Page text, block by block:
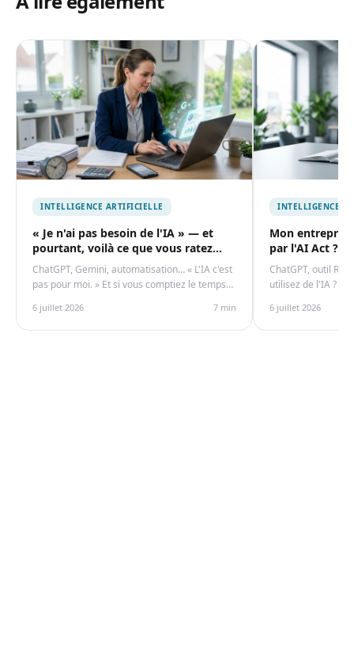
INTELLIGENCE ARTIFICIELLE
« Je n'ai pas besoin de l'IA » — et
pourtant, voilà ce que vous ratez
chaque jour
ChatGPT, Gemini, automatisation… « L'IA c'est
pas pour moi. » Et si vous comptiez le temps
IA ferait en 3 minutes ? Exemples concrets par
secteur.
6 juillet 2026 7 min
INTELLIGENCE
Mon
par l'AI Act ?
les PME
ChatGPT, outil
utilisez de l'IA ?
avec l'AI Act.
les PME.
6 juillet 2026